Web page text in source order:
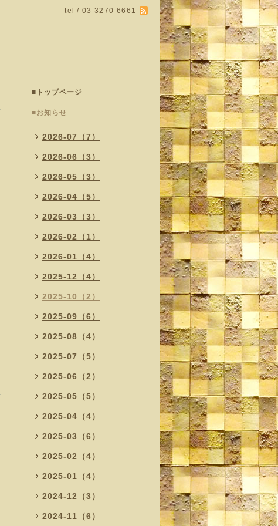
tel / 03-3270-6661
■トップページ
■お知らせ
2026-07（7）
2026-06（3）
2026-05（3）
2026-04（5）
2026-03（3）
2026-02（1）
2026-01（4）
2025-12（4）
2025-10（2）
2025-09（6）
2025-08（4）
2025-07（5）
2025-06（2）
2025-05（5）
2025-04（4）
2025-03（6）
2025-02（4）
2025-01（4）
2024-12（3）
2024-11（6）